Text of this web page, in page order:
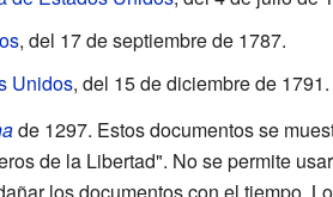
, del 17 de septiembre de 1787.
Unidos, del 15 de diciembre de 1791.
de 1297. Estos documentos se
de la Libertad". No se permite